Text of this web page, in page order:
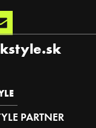
PARTNER